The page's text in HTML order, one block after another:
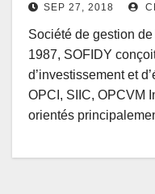
SEP 27, 2018
Société de gestion
1987, SOFIDY
d’investissement et
OPCI, SIIC, OPCVM
orientés